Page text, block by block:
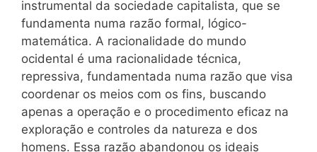
instrumental da sociedade capitalista, que se
fundamenta numa razão formal, lógico-
matemática. A racionalidade do mundo
ocidental é uma racionalidade técnica,
repressiva, fundamentada numa razão que visa
coordenar os meios com os fins, buscando
apenas a operação e o procedimento eficaz na
exploração e controles da natureza e dos
homens. Essa razão abandonou os ideais